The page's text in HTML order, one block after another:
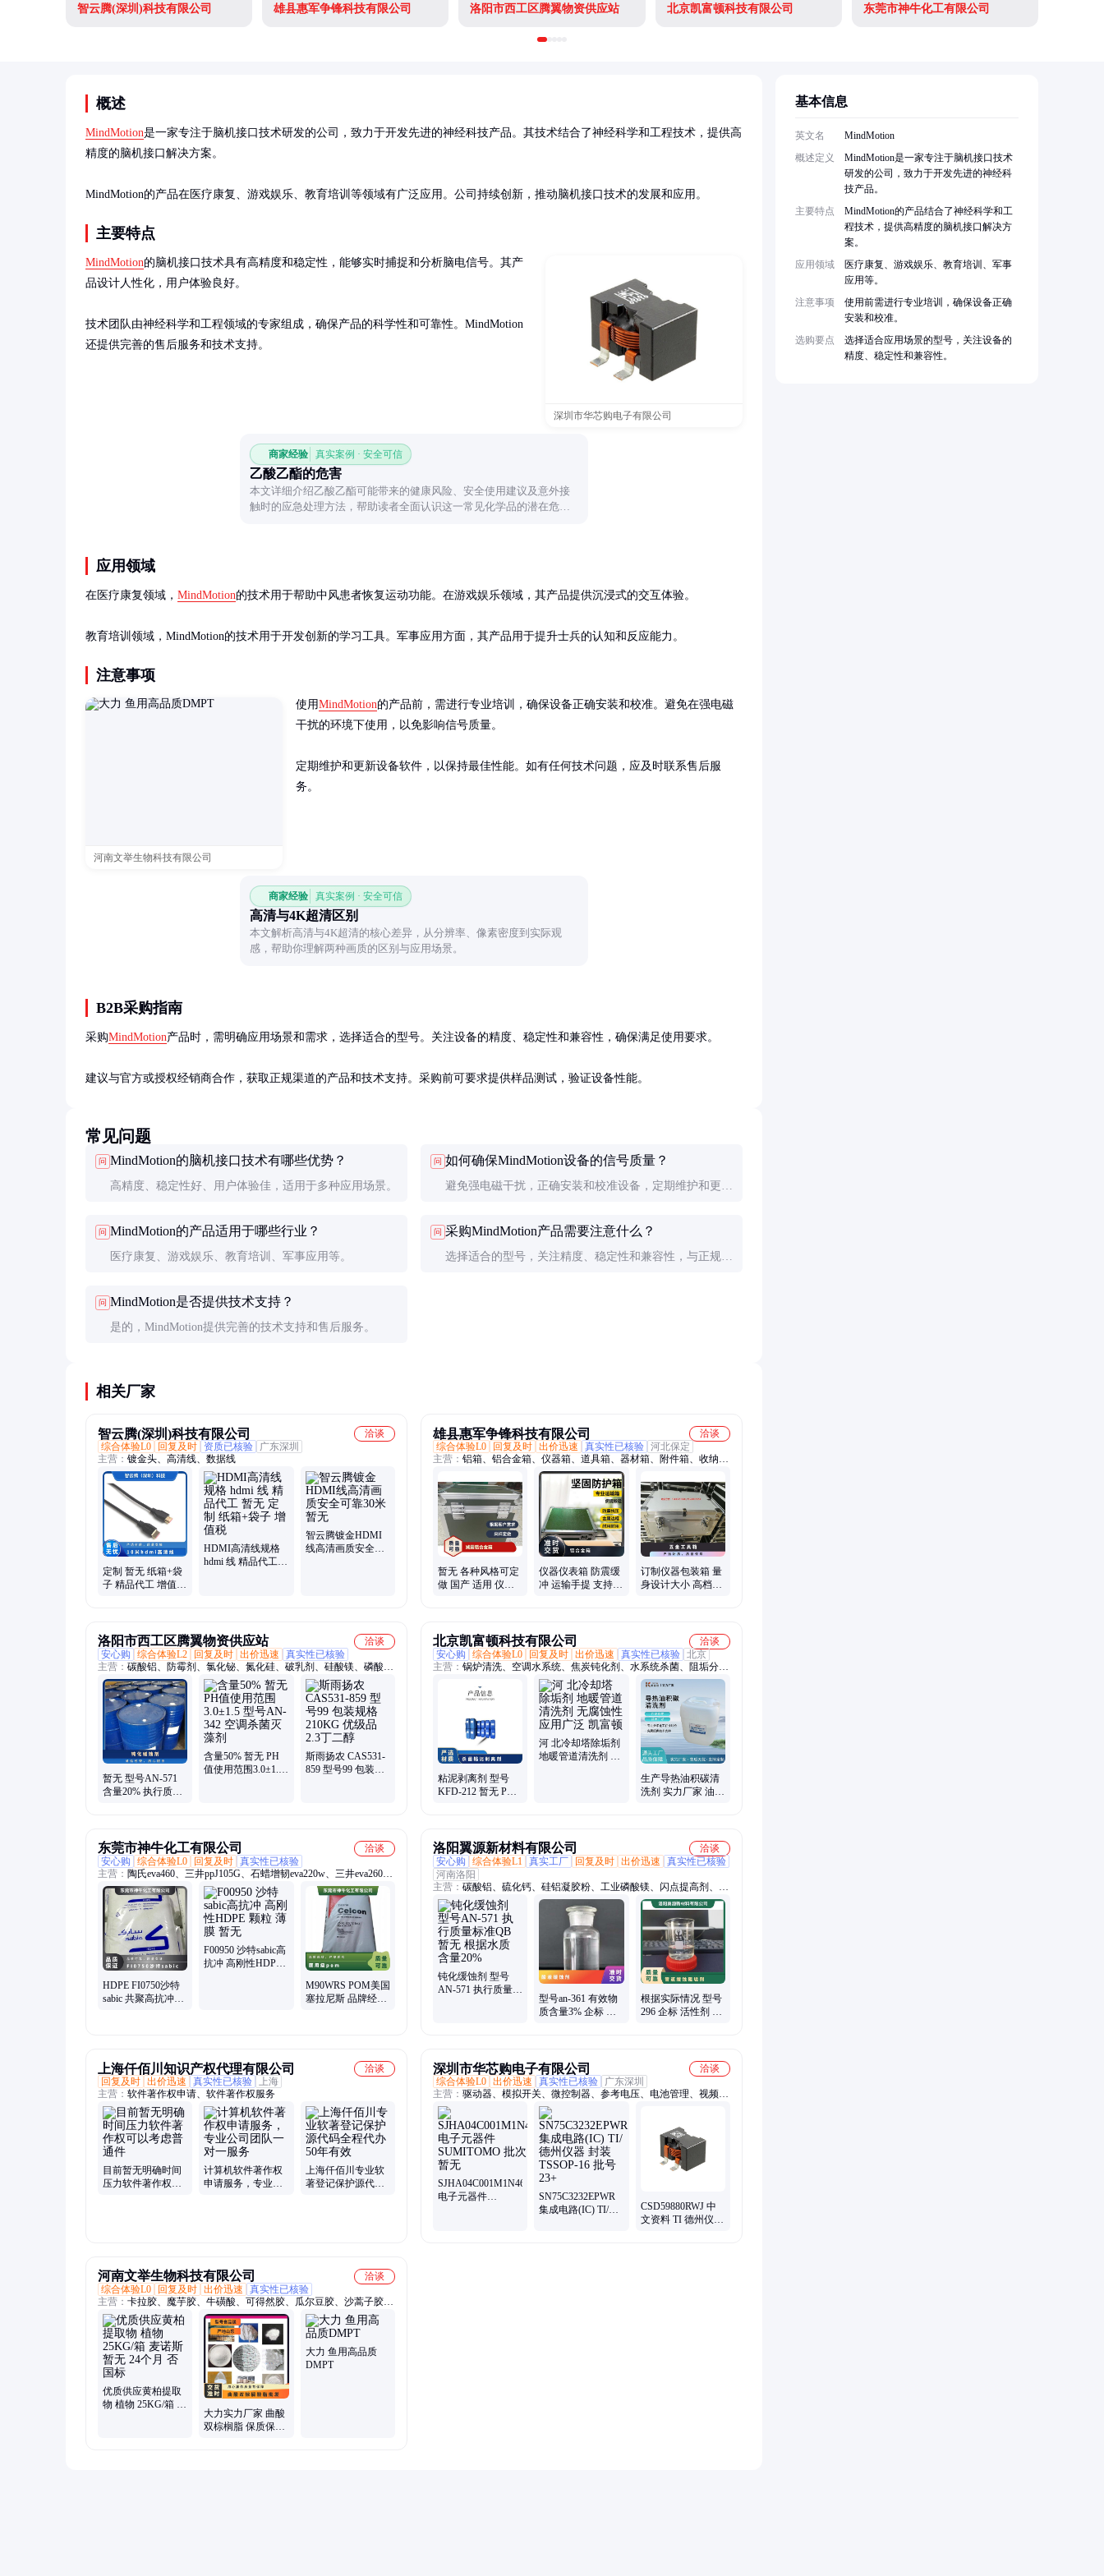
智云腾(深圳)科技有限公司 雄县惠军争锋科技有限公司 洛阳市西工区腾翼物资供应站 北京凯富顿科技有限公司 东莞市神牛化工有限公司
概述
MindMotion是一家专注于脑机接口技术研发的公司，致力于开发先进的神经科技产品。其技术结合了神经科学和工程技术，提供高
精度的脑机接口解决方案。
MindMotion的产品在医疗康复、游戏娱乐、教育培训等领域有广泛应用。公司持续创新，推动脑机接口技术的发展和应用。
主要特点
深圳市华芯购电子有限公司
MindMotion的脑机接口技术具有高精度和稳定性，能够实时捕捉和分析脑电信号。其产
品设计人性化，用户体验良好。
技术团队由神经科学和工程领域的专家组成，确保产品的科学性和可靠性。MindMotion
还提供完善的售后服务和技术支持。
商家经验 真实案例 · 安全可信
乙酸乙酯的危害
本文详细介绍乙酸乙酯可能带来的健康风险、安全使用建议及意外接
触时的应急处理方法，帮助读者全面认识这一常见化学品的潜在危
应用领域
在医疗康复领域， MindMotion的技术用于帮助中风患者恢复运动功能。在游戏娱乐领域，其产品提供沉浸式的交互体验。
教育培训领域，MindMotion的技术用于开发创新的学习工具。军事应用方面，其产品用于提升士兵的认知和反应能力。
注意事项
河南文举生物科技有限公司
使用MindMotion的产品前，需进行专业培训，确保设备正确安装和校准。避免在强电磁
干扰的环境下使用，以免影响信号质量。
定期维护和更新设备软件，以保持最佳性能。如有任何技术问题，应及时联系售后服
务。
商家经验 真实案例 · 安全可信
高清与4K超清区别
本文解析高清与4K超清的核心差异，从分辨率、像素密度到实际观
感，帮助你理解两种画质的区别与应用场景。
B2B采购指南
采购MindMotion产品时，需明确应用场景和需求，选择适合的型号。关注设备的精度、稳定性和兼容性，确保满足使用要求。
建议与官方或授权经销商合作，获取正规渠道的产品和技术支持。采购前可要求提供样品测试，验证设备性能。
常见问题
问 MindMotion的脑机接口技术有哪些优势？
高精度、稳定性好、用户体验佳，适用于多种应用场景。
问 如何确保MindMotion设备的信号质量？
避免强电磁干扰，正确安装和校准设备，定期维护和更新
问 MindMotion的产品适用于哪些行业？
医疗康复、游戏娱乐、教育培训、军事应用等。
问 采购MindMotion产品需要注意什么？
选择适合的型号，关注精度、稳定性和兼容性，与正规渠
问 MindMotion是否提供技术支持？
是的，MindMotion提供完善的技术支持和售后服务。
相关厂家
智云腾(深圳)科技有限公司
洽谈
综合体验L0
回复及时 资质已核验
广东深圳
主营： 镀金头、高清线、数据线
定制 暂无 纸箱+袋
子 精品代工 增值税
HDMI高清线规格
hdmi 线 精品代工
智云腾镀金HDMI
线高清画质安全可
雄县惠军争锋科技有限公司
洽谈
综合体验L0
回复及时 出价迅速 真实性已核验 河北保定
主营： 铝箱、铝合金箱、仪器箱、道具箱、器材箱、附件箱、收纳
箱、航空箱、工具箱、电子仪表箱、实验仪器包装箱、消防器材箱、
指挥作业箱、侦查作业箱、勘测仪器包装箱、仪器仪表箱、乐器包装
箱、舞台道具箱、服装道具箱、运输储备箱、通讯设备箱、五金工具
箱、铝合金航空箱、产品展示箱、物资器材箱
暂无 各种风格可定
做 国产 适用 仪器
仪器仪表箱 防震缓
冲 运输手提 支持定
订制仪器包装箱 量
身设计大小 高档铝
洛阳市西工区腾翼物资供应站
洽谈
安心购
综合体验L2 回复及时 出价迅速
真实性已核验
主营： 碳酸铝、防霉剂、氯化铋、氮化硅、破乳剂、硅酸镁、磷酸
铝、化学试剂、抗静电剂、乙酸乙酯、氢氧化镁、焦磷酸钠、干燥通
风、次磷酸镁、氯化氢乙醇、氯化氢甲醇、聚丙烯酸钾、闪点提高
剂、柴油降凝剂、硫代硫酸铵、聚丙烯酰胺、多聚磷酸钠、25公斤纸
板桶、硫代乙醇酸钠、高分子絮凝剂
暂无 型号AN-571
含量20% 执行质量
含量50% 暂无 PH
值使用范围3.0±1.5
斯雨扬农 CAS531-
859 型号99 包装规
北京凯富顿科技有限公司
洽谈
安心购
综合体验L0 回复及时 出价迅速 真实性已核验 北京
主营： 锅炉清洗、空调水系统、焦炭钝化剂、水系统杀菌、阻垢分散
剂、洗涤高温水、粉尘抑制剂、脱硫增效剂、在线清洗剂、氧化除藻
剂、杀菌灭藻剂、水系统管道、无二氧化氯、空调冷凝器、金属表面
油污、清除附着藻类、烟气湿法脱硫、高电导反渗透、通风系统清
洗、空调风机盘管、导热油炉清洗、玻璃鳞片胶泥、烟气脱硫脱硝、
锅炉除垢除锈、填料水垢清洗
粘泥剥离剂 型号
KFD-212 暂无 PH
河 北冷却塔除垢剂
地暖管道清洗剂 无
生产导热油积碳清
洗剂 实力厂家 油炉
东莞市神牛化工有限公司
洽谈
安心购
综合体验L0 回复及时 真实性已核验
主营： 陶氏eva460、三井ppJ105G、石蜡增韧eva220w、三井eva260、
热熔级eva250、普瑞曼ppj105g
HDPE FI0750沙特
sabic 共聚高抗冲高
F00950 沙特sabic高
抗冲 高刚性HDPE
M90WRS POM美国
塞拉尼斯 品牌经销
洛阳翼源新材料有限公司
洽谈
安心购
综合体验L1 真实工厂 回复及时 出价迅速
真实性已核验
河南洛阳
主营： 碳酸铝、硫化钙、硅铝凝胶粉、工业磷酸镁、闪点提高剂、表
面活性剂、耐火材料、水处理原材料
钝化缓蚀剂 型号
AN-571 执行质量标
型号an-361 有效物
质含量3% 企标 参
根据实际情况 型号
296 企标 活性剂 液
上海仟佰川知识产权代理有限公司
洽谈
回复及时 出价迅速 真实性已核验
上海
主营： 软件著作权申请、软件著作权服务
目前暂无明确时间
压力软件著作权可
计算机软件著作权
申请服务，专业公
上海仟佰川专业软
著登记保护源代码
深圳市华芯购电子有限公司
洽谈
综合体验L0 出价迅速 真实性已核验
广东深圳
主营： 驱动器、模拟开关、微控制器、参考电压、电池管理、视频开
关ic、仪表放大器、音频放大器、开关稳压器、数字隔离器、精密放
大器、运算放大器、点火控制器、开关控制器、可编程门阵列、接口
集成电路、电容电阻
SJHA04C001M1N46
电子元器件
SN75C3232EPWR
集成电路(IC) TI/德
CSD59880RWJ 中
文资料 TI 德州仪器
河南文举生物科技有限公司
洽谈
综合体验L0
回复及时 出价迅速
真实性已核验
主营： 卡拉胶、魔芋胶、牛磺酸、可得然胶、瓜尔豆胶、沙蒿子胶、
海藻酸钠、纳他酶素、食用明胶、聚丙烯酸钠、甲基纤维素、酪蛋白
酸钠、普鲁兰多糖、乳酸链球菌素、食品级黄原胶
优质供应黄柏提取
物 植物 25KG/箱 麦
大力实力厂家 曲酸
双棕榈脂 保质保量
大力 鱼用高品质
DMPT
基本信息
英文名
MindMotion
概述定义
MindMotion是一家专注于脑机接口技术
研发的公司，致力于开发先进的神经科
技产品。
主要特点
MindMotion的产品结合了神经科学和工
程技术，提供高精度的脑机接口解决方
案。
应用领域
医疗康复、游戏娱乐、教育培训、军事
应用等。
注意事项
使用前需进行专业培训，确保设备正确
安装和校准。
选购要点
选择适合应用场景的型号，关注设备的
精度、稳定性和兼容性。